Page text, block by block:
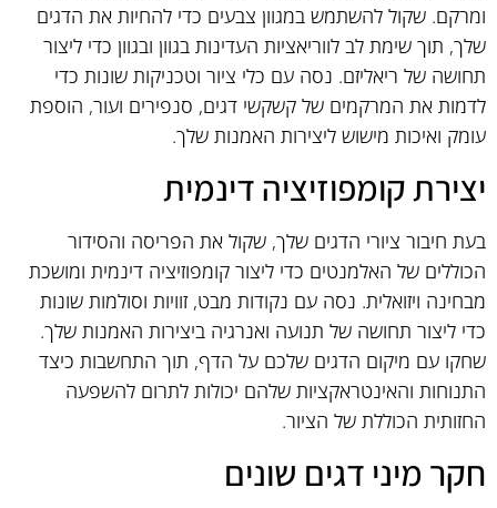
ומרקם. שקול להשתמש במגוון צבעים כדי להחיות את הדגים
שלך, תוך שימת לב לווריאציות העדינות בגוון ובגוון כדי ליצור
תחושה של ריאליזם. נסה עם כלי ציור וטכניקות שונות כדי
לדמות את המרקמים של קשקשי דגים, סנפירים ועור, הוספת
עומק ואיכות מישוש ליצירות האמנות שלך.
יצירת קומפוזיציה דינמית
בעת חיבור ציורי הדגים שלך, שקול את הפריסה והסידור
הכוללים של האלמנטים כדי ליצור קומפוזיציה דינמית ומושכת
מבחינה ויזואלית. נסה עם נקודות מבט, זוויות וסולמות שונות
כדי ליצור תחושה של תנועה ואנרגיה ביצירות האמנות שלך.
שחקו עם מיקום הדגים שלכם על הדף, תוך התחשבות כיצד
התנוחות והאינטראקציות שלהם יכולות לתרום להשפעה
החזותית הכוללת של הציור.
חקר מיני דגים שונים